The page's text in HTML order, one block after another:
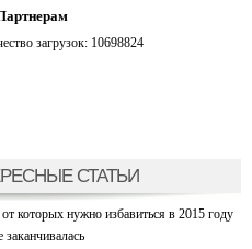
загрузок: 10698824
СТАТЬИ
которых нужно избавиться в 2015 году